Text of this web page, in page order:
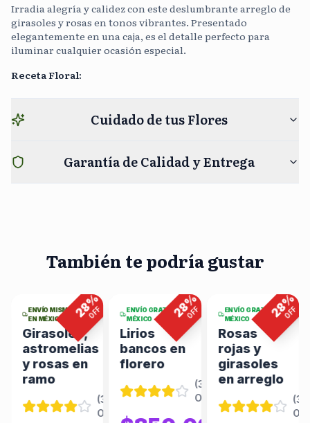
0/400
Irradia alegría y calidez con este deslumbrante arreglo de
girasoles y rosas en tonos vibrantes. Presentado
elegantemente en una caja, es el detalle perfecto para
iluminar cualquier ocasión especial.
Receta Floral:
Cuidado de tus Flores
Garantía de Calidad y Entrega
También te podría gustar
viendo
28%
OFF
ENVÍO MISMO DÍA
EN MÉXICO
Girasoles,
astromelias
y rosas en
ramo
(346
Opiniones
6
viendo
28%
OFF
ENVÍO GRATIS EN
MÉXICO
Lirios
bancos en
florero
(346
Opiniones
7 viendo
28%
OFF
ENVÍO GRATIS EN
MÉXICO
Rosas
rojas y
girasoles
en arreglo
(